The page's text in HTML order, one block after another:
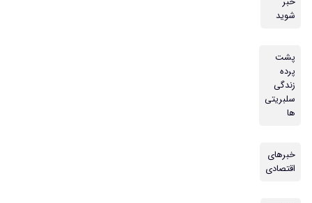
شوید
پشت
پرده
زندگی
سلبریتی
ها
خبرهای
اقتصادی